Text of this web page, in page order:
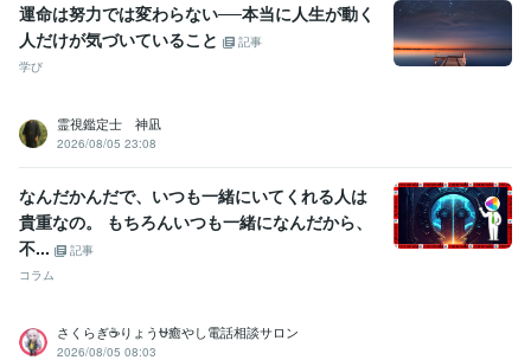
運命は努力では変わらない──本当に人生が動く
人だけが気づいていること
記事
学び
霊視鑑定士 神凪
2026/08/05 23:08
なんだかんだで、いつも一緒にいてくれる人は
貴重なの。 もちろんいつも一緒になんだから、
不...
記事
コラム
さくらぎ☕りょう⛎癒やし電話相談サロン
2026/08/05 08:03